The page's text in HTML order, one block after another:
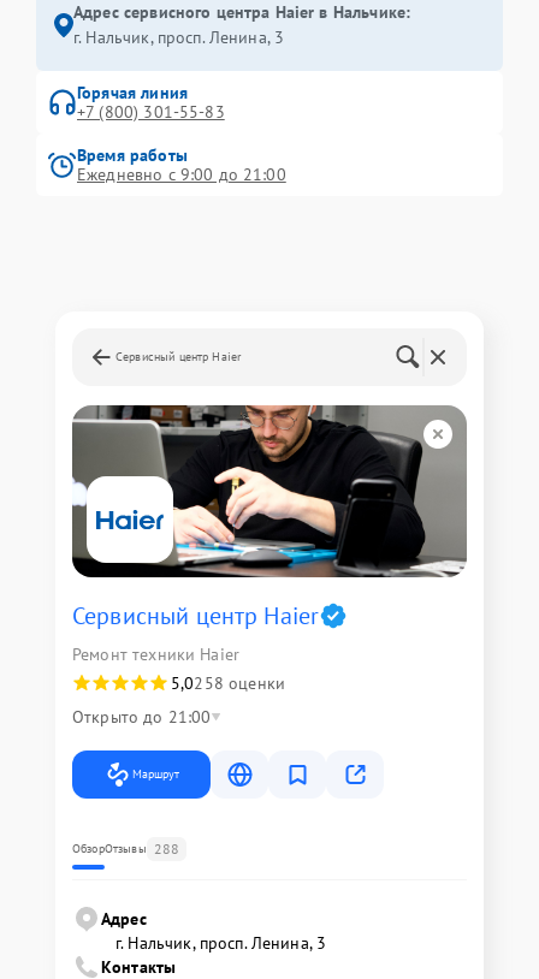
Адрес сервисного центра Haier в Нальчике:
г. Нальчик, просп. Ленина, 3
Горячая линия
+7 (800) 301-55-83
Время работы
Ежедневно с 9:00 до 21:00
Сервисный центр Haier
Сервисный центр Haier
Ремонт техники Haier
5,0258 оценки
Открыто до 21:00
Маршрут
ОбзорОтзывы 288
Адрес
г. Нальчик, просп. Ленина, 3
Контакты